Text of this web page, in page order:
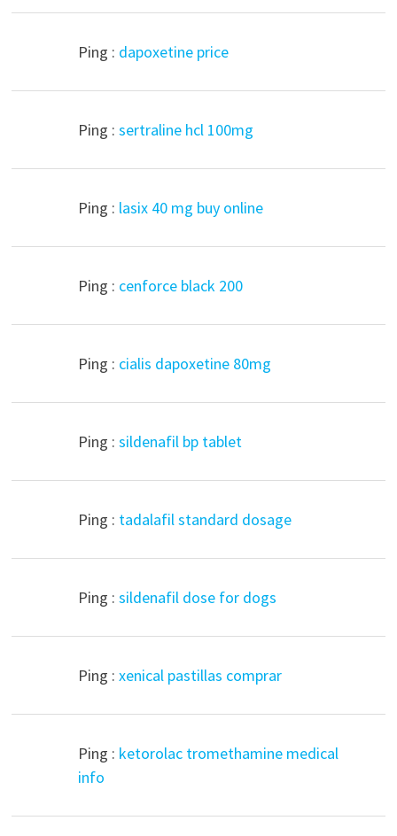
Ping : dapoxetine price
Ping : sertraline hcl 100mg
Ping : lasix 40 mg buy online
Ping : cenforce black 200
Ping : cialis dapoxetine 80mg
Ping : sildenafil bp tablet
Ping : tadalafil standard dosage
Ping : sildenafil dose for dogs
Ping : xenical pastillas comprar
Ping : ketorolac tromethamine medical
info